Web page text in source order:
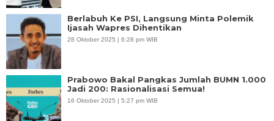
Berlabuh Ke PSI, Langsung Minta Polemik
Ijasah Wapres Dihentikan
28 Oktober 2025 | 6:28 pm WIB
Prabowo Bakal Pangkas Jumlah BUMN 1.000
Jadi 200: Rasionalisasi Semua!
16 Oktober 2025 | 5:27 pm WIB